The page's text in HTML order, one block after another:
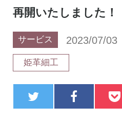
再開いたしました！
サービス 2023/07/03
姫革細工